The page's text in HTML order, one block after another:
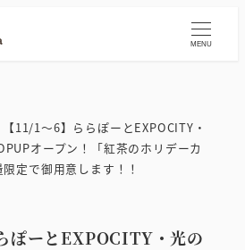
MENU
【11/1～6】ららぽーとEXPOCITY・
オープン！「紅茶のホリデーカ
定で御用意します！！
ぽーとEXPOCITY・光の